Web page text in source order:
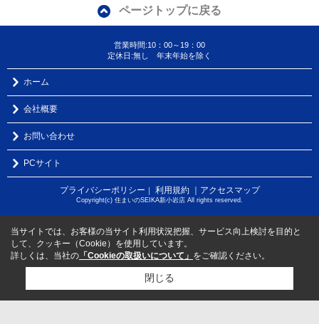
ページトップに戻る
営業時間:10：00～19：00
定休日:無し 年末年始を除く
ホーム
会社概要
お問い合わせ
PCサイト
プライバシーポリシー ｜ 利用規約 ｜アクセスマップ
Copyright(c) 住まいのSEIKA新小岩店 All rights reserved.
当サイトでは、お客様の当サイト利用状況把握、サービス向上検討を目的と
して、クッキー（Cookie）を使用しています。
詳しくは、当社の 「Cookieの取扱いについて」 をご確認ください。
閉じる